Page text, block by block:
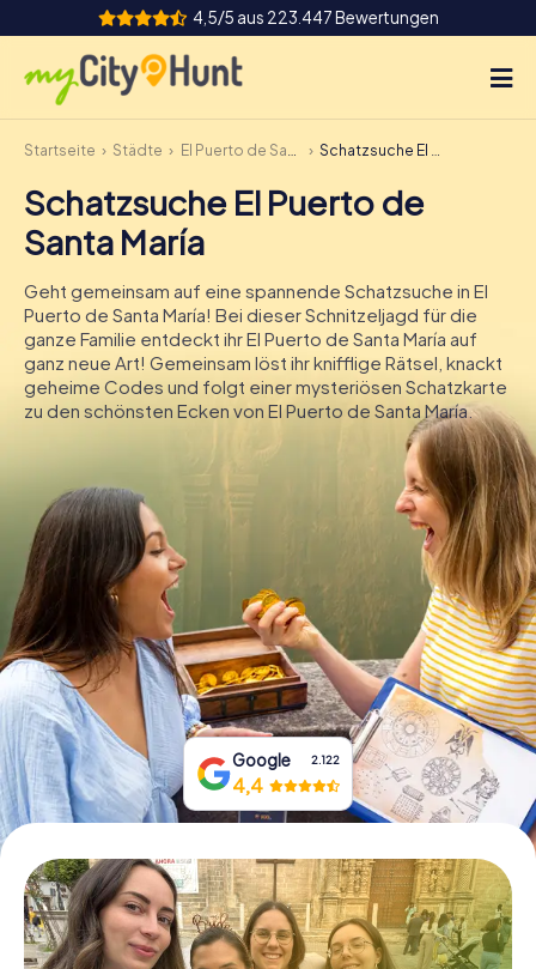
4,5/5 aus 223.447 Bewertungen
So funktioniert's
Städte
Teamevent
Tickets
DE
IE
IT
Tickets buchen
Gutscheine bestellen
Startseite Städte El Puerto de Santa María Schatzsuche El Puerto de Santa María
Schatzsuche El Puerto de
Santa María
Geht gemeinsam auf eine spannende Schatzsuche in El
Puerto de Santa María! Bei dieser Schnitzeljagd für die
ganze Familie entdeckt ihr El Puerto de Santa María auf
ganz neue Art! Gemeinsam löst ihr knifflige Rätsel, knackt
geheime Codes und folgt einer mysteriösen Schatzkarte
zu den schönsten Ecken von El Puerto de Santa María.
Google 2.122
4,4